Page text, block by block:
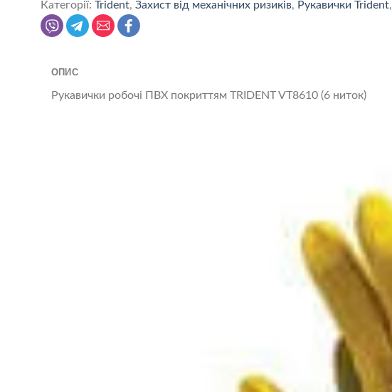
Категорії: Trident, Захист від механічних ризиків, Рукавички Trident,
ОПИС
Рукавички робочі ПВХ покриттям TRIDENT VT8610 (6 ниток)